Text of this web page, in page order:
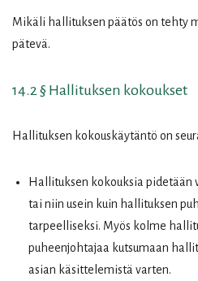
Mikäli hallituksen päätös on tehty
pätevä.
14.2 § Hallituksen kokoukset
Hallituksen kokouskäytäntö on
Hallituksen kokouksia pidetään
tai niin usein kuin hallituksen
tarpeelliseksi. Myös kolme
puheenjohtajaa kutsumaan
asian käsittelemistä varten.